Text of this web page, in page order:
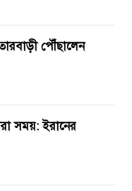
পৌঁছালেন
সময়: ইরানের